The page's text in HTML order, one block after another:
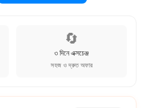
🔄
৩ দিনে এক্সচেঞ্জ
সহজ ও দ্রুত অফার